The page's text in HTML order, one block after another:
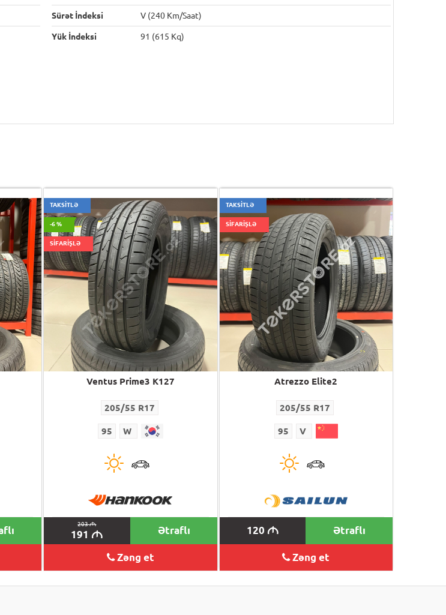
Sürət İndeksi V (240 Km/saat)
Yük İndeksi 91 (615 Kq)
TAKSİTLƏ
-6 %
SİFARİŞLƏ
Ventus Prime3 K127
205/55 R17
95 W
203M
191 M Ətraflı
Zəng et
TAKSİTLƏ
SİFARİŞLƏ
Atrezzo Elite2
205/55 R17
95 V
120 M Ətraflı
Zəng et